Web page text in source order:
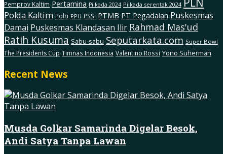
Pemprov Kaltim Pertamina Pilkada 2024 Pilkada serentak 2024
Polda Kaltim Polri PPU PSSI PTMB PT Pegadaian Puskesmas
Damai Puskesmas Klandasan Ilir Rahmad Mas'ud
Ratih Kusuma Sabu-sabu Seputarkata.com Super Bowl
The Presidents Cup Timnas Indonesia Valentino Rossi Yono Suherman
Recent News
Musda Golkar Samarinda Digelar Besok,
Andi Satya Tanpa Lawan